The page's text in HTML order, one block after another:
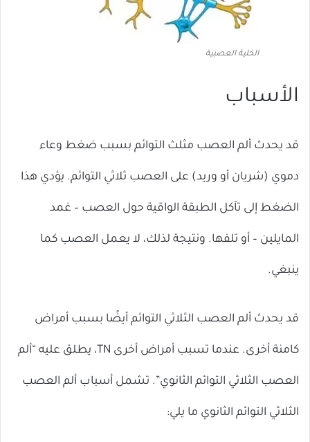
الخلية العصبية
الأسباب
قد يحدث ألم العصب مثلث التوائم بسبب ضغط وعاء
دموي (شريان أو وريد) على العصب ثلاثي التوائم. يؤدي هذا
الضغط إلى تآكل الطبقة الواقية حول العصب – غمد
المايلين – أو تلفها. ونتيجة لذلك، لا يعمل العصب كما
ينبغي.
قد يحدث ألم العصب الثلاثي التوائم أيضًا بسبب أمراض
كامنة أخرى. عندما تسبب أمراض أخرى TN، يطلق عليه “ألم
العصب الثلاثي التوائم الثانوي”. تشمل أسباب ألم العصب
الثلاثي التوائم الثانوي ما يلي: